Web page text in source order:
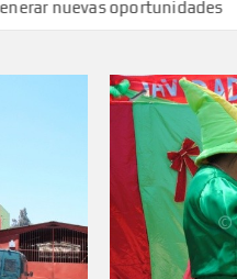
nuevas oportunidades